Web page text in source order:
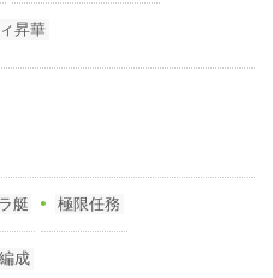
昇華
艇 極限任務
成